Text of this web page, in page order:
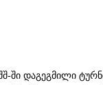
ში დაგეგმილი